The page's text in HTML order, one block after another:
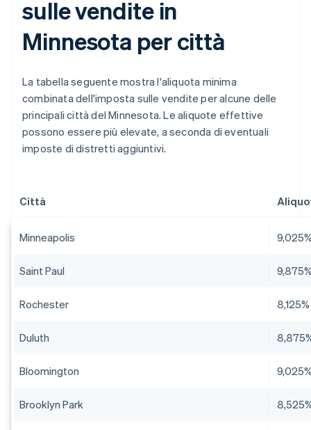
sulle vendite in
Minnesota per città
La tabella seguente mostra l'aliquota minima
combinata dell'imposta sulle vendite per alcune delle
principali città del Minnesota. Le aliquote effettive
possono essere più elevate, a seconda di eventuali
imposte di distretti aggiuntivi.
Città
Minneapolis
Saint Paul
Rochester 8,125%
Duluth
Bloomington
Brooklyn Park